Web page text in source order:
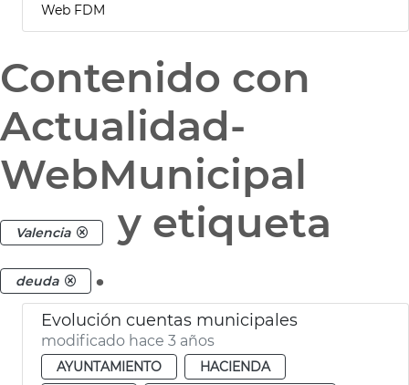
Web FDM
Contenido con
Actualidad-
WebMunicipal
Valencia y etiqueta
deuda .
Evolución cuentas municipales
modificado hace 3 años
AYUNTAMIENTO
HACIENDA